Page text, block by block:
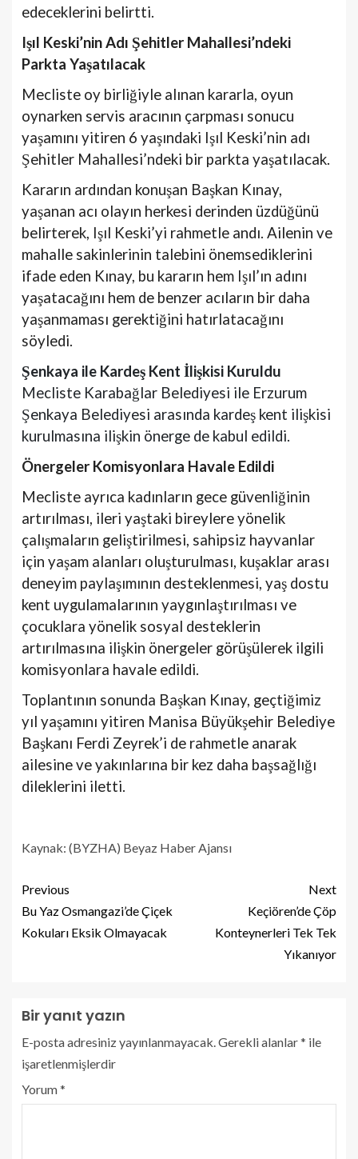
edeceklerini belirtti.
Işıl Keski’nin Adı Şehitler Mahallesi’ndeki
Parkta Yaşatılacak
Mecliste oy birliğiyle alınan kararla, oyun
oynarken servis aracının çarpması sonucu
yaşamını yitiren 6 yaşındaki Işıl Keski’nin adı
Şehitler Mahallesi’ndeki bir parkta yaşatılacak.
Kararın ardından konuşan Başkan Kınay,
yaşanan acı olayın herkesi derinden üzdüğünü
belirterek, Işıl Keski’yi rahmetle andı. Ailenin ve
mahalle sakinlerinin talebini önemsediklerini
ifade eden Kınay, bu kararın hem Işıl’ın adını
yaşatacağını hem de benzer acıların bir daha
yaşanmaması gerektiğini hatırlatacağını
söyledi.
Şenkaya ile Kardeş Kent İlişkisi Kuruldu
Mecliste Karabağlar Belediyesi ile Erzurum
Şenkaya Belediyesi arasında kardeş kent ilişkisi
kurulmasına ilişkin önerge de kabul edildi.
Önergeler Komisyonlara Havale Edildi
Mecliste ayrıca kadınların gece güvenliğinin
artırılması, ileri yaştaki bireylere yönelik
çalışmaların geliştirilmesi, sahipsiz hayvanlar
için yaşam alanları oluşturulması, kuşaklar arası
deneyim paylaşımının desteklenmesi, yaş dostu
kent uygulamalarının yaygınlaştırılması ve
çocuklara yönelik sosyal desteklerin
artırılmasına ilişkin önergeler görüşülerek ilgili
komisyonlara havale edildi.
Toplantının sonunda Başkan Kınay, geçtiğimiz
yıl yaşamını yitiren Manisa Büyükşehir Belediye
Başkanı Ferdi Zeyrek’i de rahmetle anarak
ailesine ve yakınlarına bir kez daha başsağlığı
dileklerini iletti.
Kaynak: (BYZHA) Beyaz Haber Ajansı
Previous
Bu Yaz Osmangazi’de Çiçek
Kokuları Eksik Olmayacak
Next
Keçiören’de Çöp
Konteynerleri Tek Tek
Yıkanıyor
Bir yanıt yazın
E-posta adresiniz yayınlanmayacak. Gerekli alanlar* ile
işaretlenmişlerdir
Yorum*